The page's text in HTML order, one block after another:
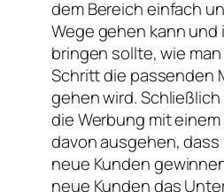
dem Bereich einfach
Wege gehen kann und
bringen sollte, wie
Schritt die passenden
gehen wird.
die Werbung mit einem
davon ausgehen, dass
neue Kunden
neue Kunden das